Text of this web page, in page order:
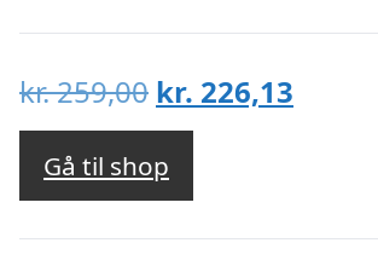
kr.259,00 Den
oprindelige
pris
var:
kr. 259,00.
kr. 226,13
kr.
Gå til shop